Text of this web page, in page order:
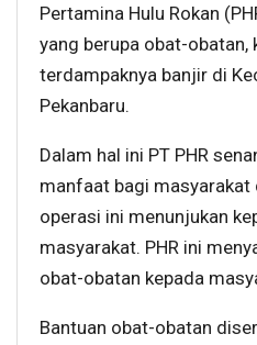
Pertamina Hulu Rokan
yang berupa obat-obatan,
terdampaknya banjir di
Pekanbaru.
Dalam hal ini PT PHR
manfaat bagi masyarakat
operasi ini menunjukan
masyarakat. PHR ini
obat-obatan kepada
Bantuan obat-obatan